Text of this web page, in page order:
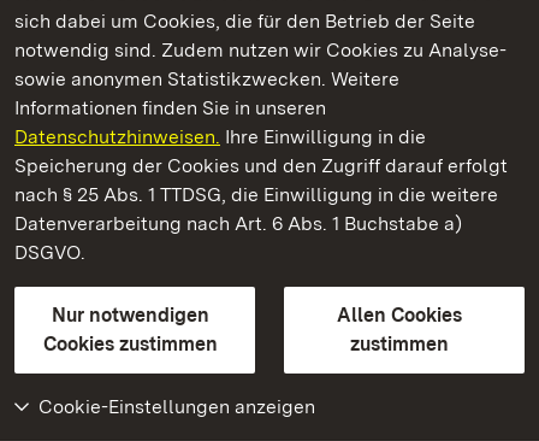
sich dabei um Cookies, die für den Betrieb der Seite
notwendig sind. Zudem nutzen wir Cookies zu Analyse-
sowie anonymen Statistikzwecken. Weitere
Informationen finden Sie in unseren
Datenschutzhinweisen. Ihre Einwilligung in die
Speicherung der Cookies und den Zugriff darauf erfolgt
nach § 25 Abs. 1 TTDSG, die Einwilligung in die weitere
Datenverarbeitung nach Art. 6 Abs. 1 Buchstabe a)
DSGVO.
Nur notwendigen
Cookies zustimmen
Allen Cookies
zustimmen
Cookie-Einstellungen anzeigen
Staatliche Schlösser und Gärten Baden‑Württemberg
Staatliche Schlösser und Gärten Baden-Württemberg
Kontakt
GebärdenspracheLeichte Sprache
Erklärung zur Barrierefreiheit
BITV-konform (geprüfte Seiten)
Weiteres